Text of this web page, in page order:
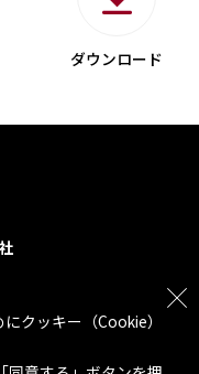
クッキー（Cookie）
ダウンロード